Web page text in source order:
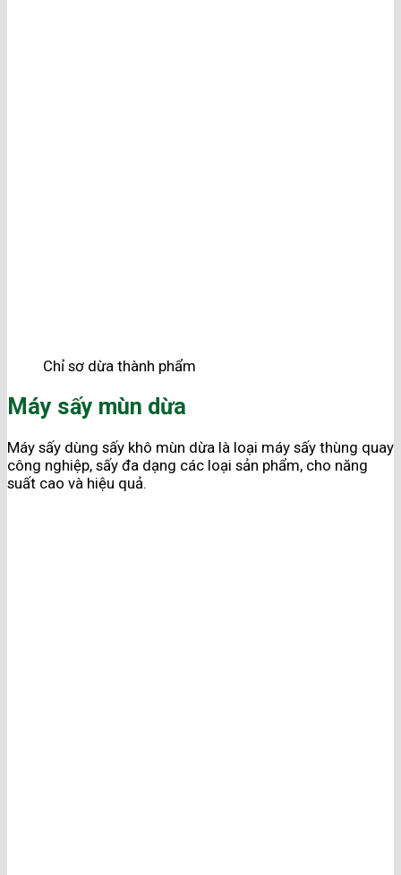
Chỉ sơ dừa thành phẩm
Máy sấy mùn dừa
Máy sấy dùng sấy khô mùn dừa là loại máy sấy thùng quay
công nghiệp, sấy đa dạng các loại sản phẩm, cho năng
suất cao và hiệu quả.